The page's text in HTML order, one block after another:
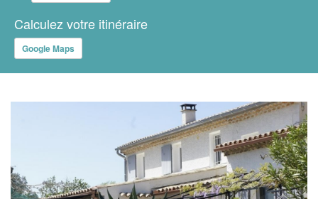
Calculez votre itinéraire
Google Maps